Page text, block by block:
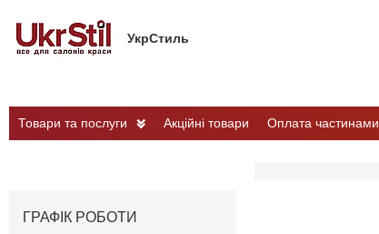
УкрСтиль
Товари та послуги Акційні товари Оплата частинами
ГРАФІК РОБОТИ